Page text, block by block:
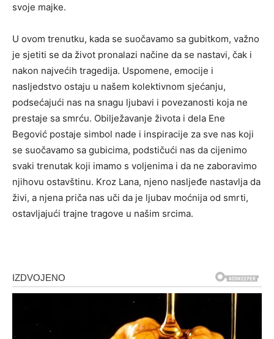
svoje majke.
U ovom trenutku, kada se suočavamo sa gubitkom, važno
je sjetiti se da život pronalazi načine da se nastavi, čak i
nakon najvećih tragedija. Uspomene, emocije i
nasljedstvo ostaju u našem kolektivnom sjećanju,
podsećajući nas na snagu ljubavi i povezanosti koja ne
prestaje sa smrću. Obilježavanje života i dela Ene
Begović postaje simbol nade i inspiracije za sve nas koji
se suočavamo sa gubicima, podstičući nas da cijenimo
svaki trenutak koji imamo s voljenima i da ne zaboravimo
njihovu ostavštinu. Kroz Lana, njeno nasljeđe nastavlja da
živi, a njena priča nas uči da je ljubav moćnija od smrti,
ostavljajući trajne tragove u našim srcima.